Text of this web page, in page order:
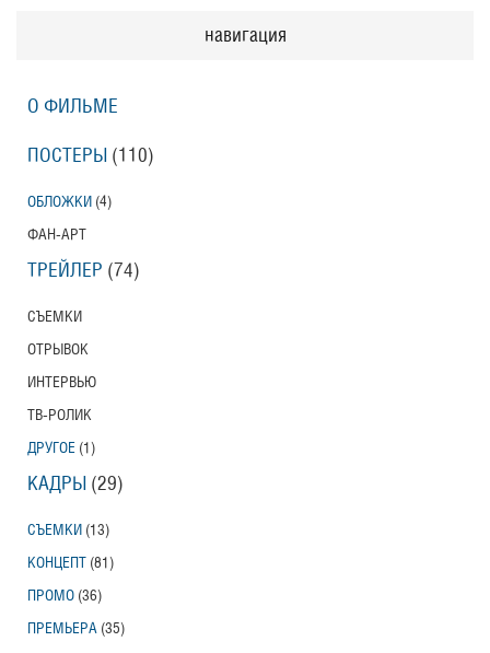
навигация
О ФИЛЬМЕ
ПОСТЕРЫ (110)
ОБЛОЖКИ (4)
ФАН-АРТ
ТРЕЙЛЕР (74)
СЪЕМКИ
ОТРЫВОК
ИНТЕРВЬЮ
ТВ-РОЛИК
ДРУГОЕ (1)
КАДРЫ (29)
СЪЕМКИ (13)
КОНЦЕПТ (81)
ПРОМО (36)
ПРЕМЬЕРА (35)